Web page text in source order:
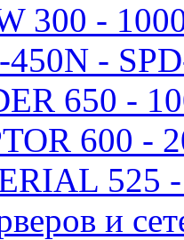
300 -
450N -
650 -
600 -
525
и